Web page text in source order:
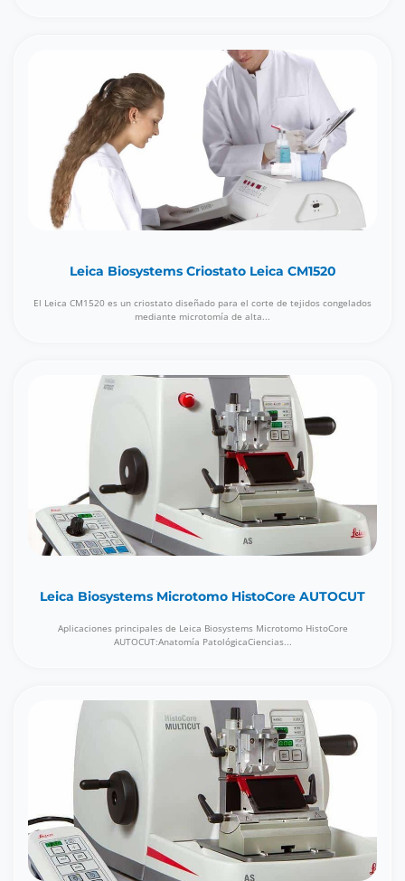
Leica Biosystems Criostato Leica CM1520
El Leica CM1520 es un criostato diseñado para el corte de tejidos congelados
mediante microtomía de alta...
Leica Biosystems Microtomo HistoCore AUTOCUT
Aplicaciones principales de Leica Biosystems Microtomo HistoCore
AUTOCUT:Anatomía PatológicaCiencias...